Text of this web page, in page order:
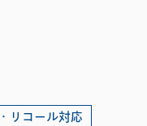
タル・マーケッツ
エネルギー
ベート・エクイティ
リコール対応